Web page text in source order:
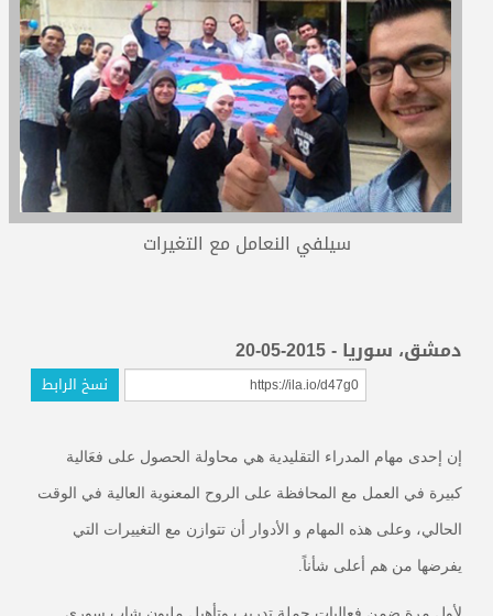
المعتمدون
سيلفي النعامل مع التغيرات
دمشق، سوريا - 2015-05-20
نسخ الرابط
إن إحدى مهام المدراء التقليدية هي محاولة الحصول على فعَالية
كبيرة في العمل مع المحافظة على الروح المعنوية العالية في الوقت
الحالي، وعلى هذه المهام و الأدوار أن تتوازن مع التغييرات التي
يفرضها من هم أعلى شأناً.
لأول مرة ضمن فعاليات حملة تدريب وتأهيل مليون شاب سوري